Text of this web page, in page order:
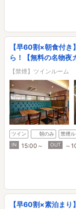
【早60割×朝食付
ら！【無料の名物夜
【禁煙】ツインルーム
ツイン 朝のみ
禁煙
IN
15:00～ OUT ～
【早60割×素泊ま